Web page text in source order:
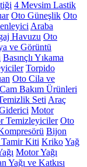
4 Mevsim Lastik
Oto Güneşlik Oto
Araba
Havuzu Oto
ve Görüntü
Basınçlı Yıkama
Torpido
Oto Cila ve
Bakım Ürünleri
Seti Araç
Motor
Temizleyiciler Oto
Bijon
Kiti KrikoYağ
Motor Yağı
Yağı ve Katkısı